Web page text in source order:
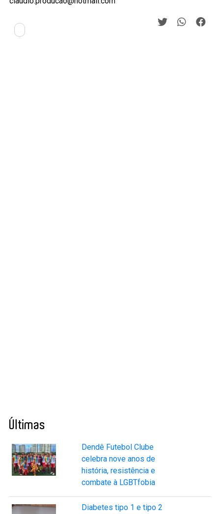
Últimas
Dendê Futebol Clube
celebra nove anos de
história, resistência e
combate à LGBTfobia
Diabetes tipo 1 e tipo 2